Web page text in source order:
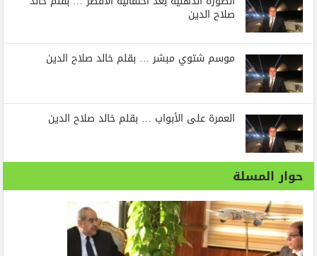
صلاح الدين
موسم شتوي مبشر … بقلم خالد صلاح الدين
العمرة على الأبواب … بقلم خالد صلاح الدين
حوار المسلة